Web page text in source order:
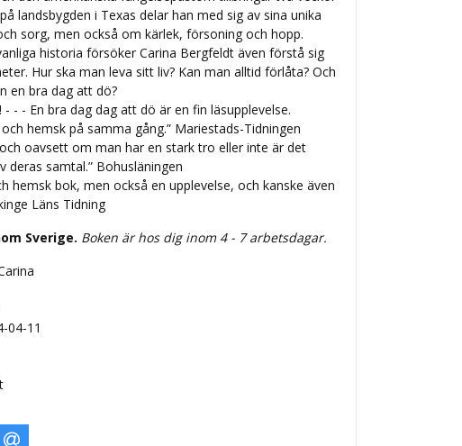
landsbygden i Texas delar han med sig av sina unika
sorg, men också om kärlek, försoning och hopp.
historia försöker Carina Bergfeldt även förstå sig
Hur ska man leva sitt liv? Kan man alltid förlåta? Och
en bra dag att dö?
- - - En bra dag dag att dö är en fin läsupplevelse.
hemsk på samma gång.” Mariestads-Tidningen
oavsett om man har en stark tro eller inte är det
deras samtal.” Bohusläningen
hemsk bok, men också en upplevelse, och kanske även
Läns Tidning
Sverige. Boken är hos dig inom 4 - 7 arbetsdagar.
04-11